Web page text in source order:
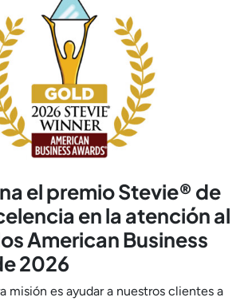
el premio Stevie® de
en la atención al
American Business
2026
misión es ayudar a nuestros clientes a